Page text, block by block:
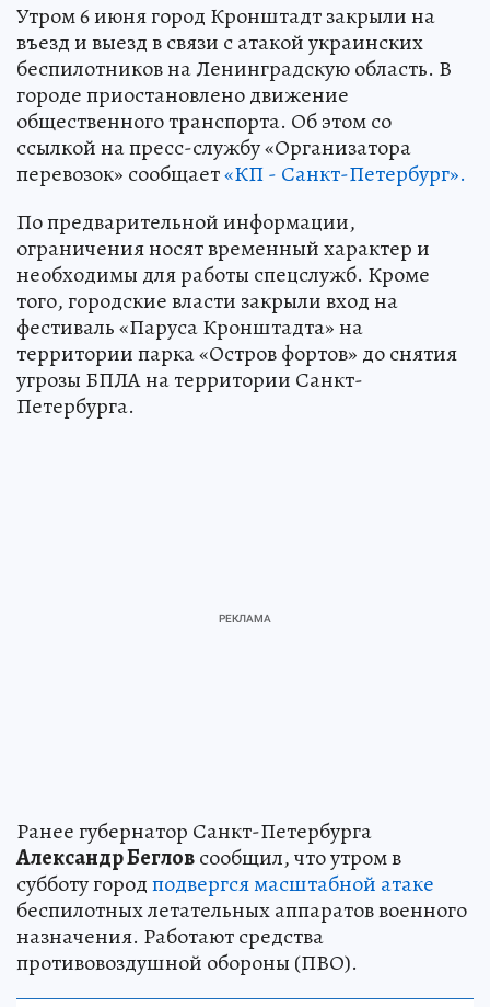
Утром 6 июня город Кронштадт закрыли на
въезд и выезд в связи с атакой украинских
беспилотников на Ленинградскую область. В
городе приостановлено движение
общественного транспорта. Об этом со
ссылкой на пресс-службу «Организатора
перевозок» сообщает«КП - Санкт-Петербург».
По предварительной информации,
ограничения носят временный характер и
необходимы для работы спецслужб. Кроме
того, городские власти закрыли вход на
фестиваль «Паруса Кронштадта» на
территории парка «Остров фортов» до снятия
угрозы БПЛА на территории Санкт-
Петербурга.
Ранее губернатор Санкт-Петербурга
Александр Бегловсообщил, что утром в
субботу городподвергся масштабной атаке
беспилотных летательных аппаратов военного
назначения. Работают средства
противовоздушной обороны (ПВО).